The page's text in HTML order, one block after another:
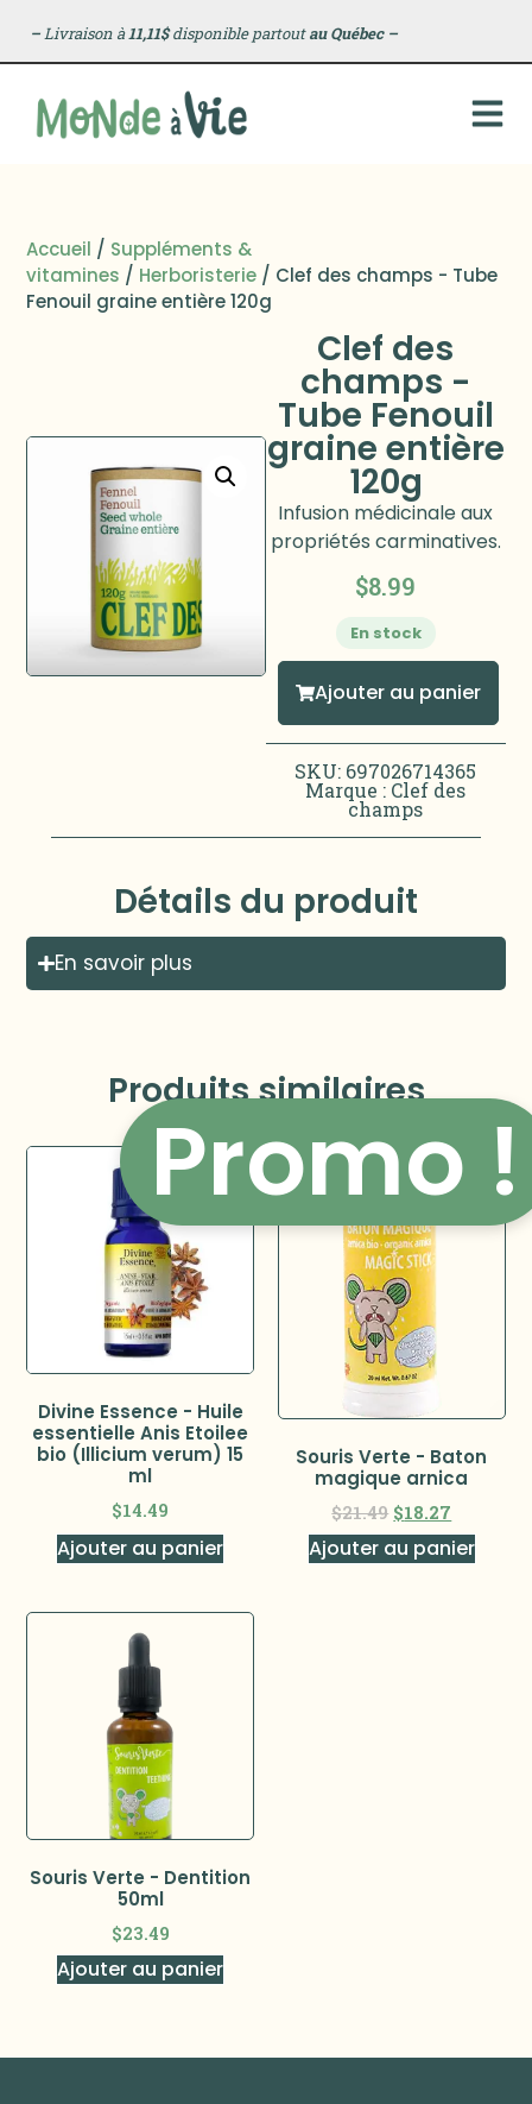
–Livraison à11,11$disponible partoutau Québec –
Accueil / Suppléments &
vitamines / Herboristerie / Clef des champs - Tube
Fenouil graine entière 120g
Clef des
champs -
Tube Fenouil
graine entière
120g
Infusion médicinale aux
propriétés carminatives.
$8.99
En stock
Ajouter au panier
SKU: 697026714365
Marque : Clef des
champs
Détails du produit
En savoir plus
Produits similaires
Divine Essence - Huile
essentielle Anis Etoilee
bio (Illicium verum) 15
ml
$14.49
Ajouter au panier
Promo !
Souris Verte - Baton
magique arnica
$21.49 $18.27
Ajouter au panier
Souris Verte - Dentition
50ml
$23.49
Ajouter au panier